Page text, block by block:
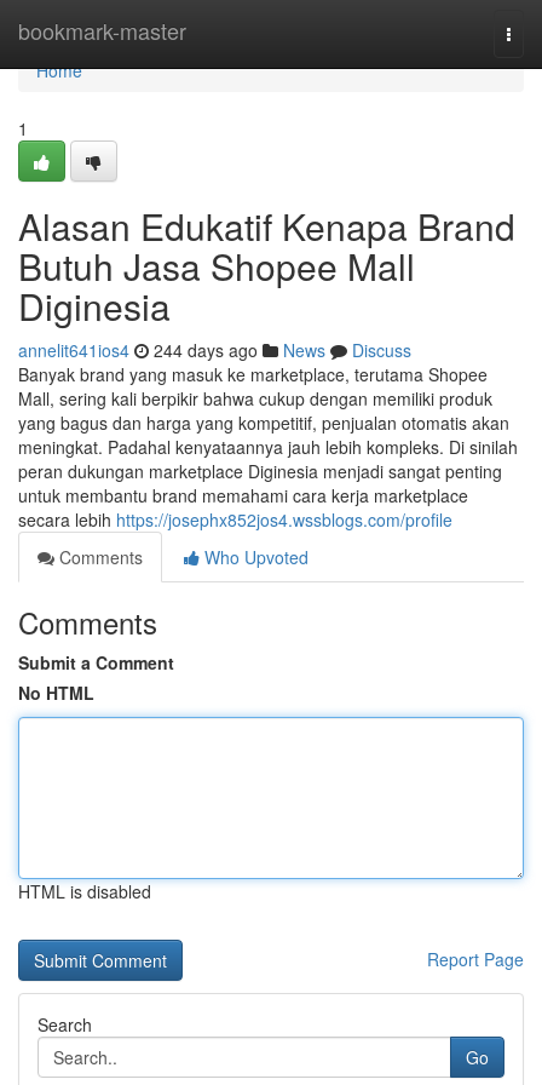
bookmark-master
Home
Home
1
Alasan Edukatif Kenapa Brand
Butuh Jasa Shopee Mall
Diginesia
annelit641ios4 244 days ago News
Discuss
Banyak brand yang masuk ke marketplace, terutama Shopee
Mall, sering kali berpikir bahwa cukup dengan memiliki produk
yang bagus dan harga yang kompetitif, penjualan otomatis akan
meningkat. Padahal kenyataannya jauh lebih kompleks. Di sinilah
peran dukungan marketplace Diginesia menjadi sangat penting
untuk membantu brand memahami cara kerja marketplace
secara lebih https://josephx852jos4.wssblogs.com/profile
Comments
Who Upvoted
Comments
Submit a Comment
No HTML
HTML is disabled
Report Page
Search
Go